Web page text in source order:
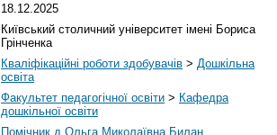
18.12.2025
Київський столичний університет імені Бориса
Грінченка
Кваліфікаційні роботи здобувачів > Дошкільна
освіта
Факультет педагогічної освіти > Кафедра
дошкільної освіти
Помічник д Ольга Миколаївна Билан